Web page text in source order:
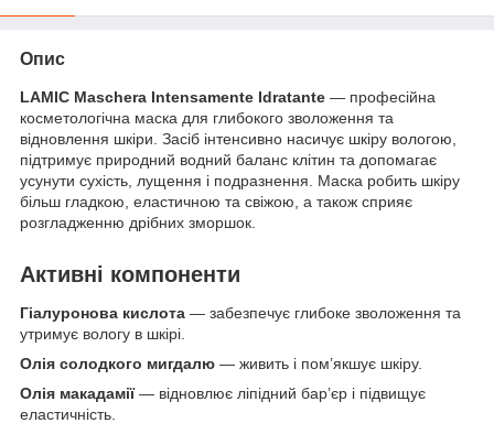
Опис
LAMIC Maschera Intensamente Idratante — професійна
косметологічна маска для глибокого зволоження та
відновлення шкіри. Засіб інтенсивно насичує шкіру вологою,
підтримує природний водний баланс клітин та допомагає
усунути сухість, лущення і подразнення. Маска робить шкіру
більш гладкою, еластичною та свіжою, а також сприяє
розгладженню дрібних зморшок.
Активні компоненти
Гіалуронова кислота — забезпечує глибоке зволоження та
утримує вологу в шкірі.
Олія солодкого мигдалю — живить і пом’якшує шкіру.
Олія макадамії— відновлює ліпідний бар’єр і підвищує
еластичність.